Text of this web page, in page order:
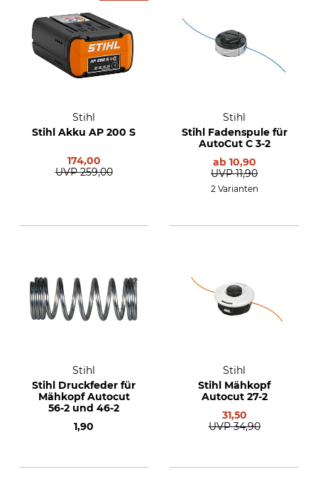
Stihl
Stihl Akku AP 200 S
174,00
UVP 259,00
Stihl
Stihl Fadenspule für
AutoCut C 3-2
ab 10,90
UVP 11,90
2 Varianten
Stihl
Stihl Druckfeder für
Mähkopf Autocut
56-2 und 46-2
1,90
Stihl
Stihl Mähkopf
Autocut 27-2
31,50
UVP 34,90